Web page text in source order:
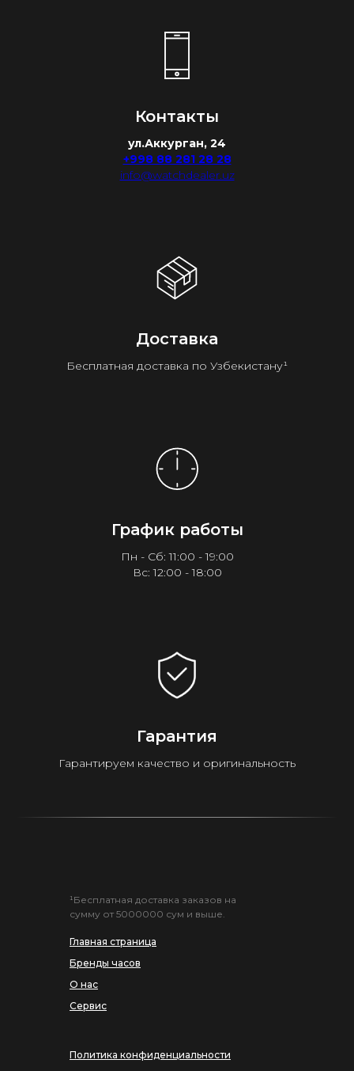
Контакты
ул.Аккурган, 24
+998 88 281 28 28
info@watchdealer.uz
Доставка
Бесплатная доставка по Узбекистану¹
График работы
Пн - Сб: 11:00 - 19:00
Вс: 12:00 - 18:00
Гарантия
Гарантируем качество и оригинальность
Главная страница
Бренды часов
О нас
Сервис
¹Бесплатная доставка заказов на
сумму от 5000000 сум и выше.
Политика конфиденциальности